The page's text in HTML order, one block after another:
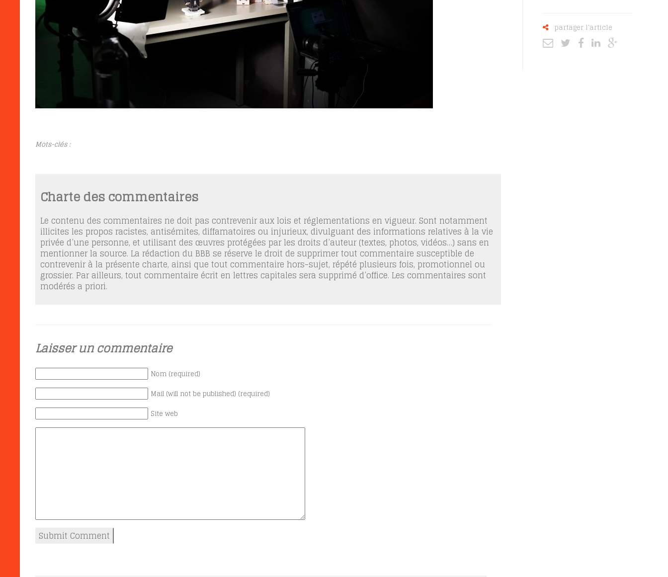
Mots-clés :
Charte des commentaires
Le contenu des commentaires ne doit pas contrevenir aux lois et réglementations en vigueur. Sont notamment
illicites les propos racistes, antisémites, diffamatoires ou injurieux, divulguant des informations relatives à la vie
privée d’une personne, et utilisant des œuvres protégées par les droits d’auteur (textes, photos, vidéos…) sans en
mentionner la source. La rédaction du BBB se réserve le droit de supprimer tout commentaire susceptible de
contrevenir à la présente charte, ainsi que tout commentaire hors-sujet, répété plusieurs fois, promotionnel ou
grossier. Par ailleurs, tout commentaire écrit en lettres capitales sera supprimé d’office. Les commentaires sont
modérés a priori.
Laisser un commentaire
Nom (required)
Mail (will not be published) (required)
Site web
partager l'article